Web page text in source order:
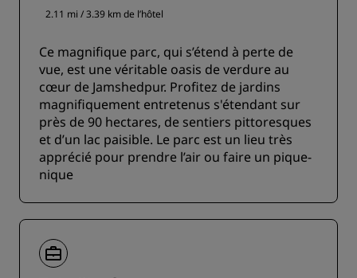
2.11 mi / 3.39 km de l’hôtel
Ce magnifique parc, qui s’étend à perte de
vue, est une véritable oasis de verdure au
cœur de Jamshedpur. Profitez de jardins
magnifiquement entretenus s'étendant sur
près de 90 hectares, de sentiers pittoresques
et d’un lac paisible. Le parc est un lieu très
apprécié pour prendre l’air ou faire un pique-
nique